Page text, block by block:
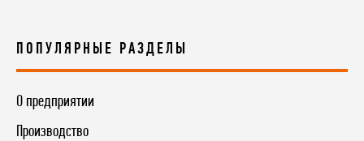
ПОПУЛЯРНЫЕ РАЗДЕЛЫ
О предприятии
Производство